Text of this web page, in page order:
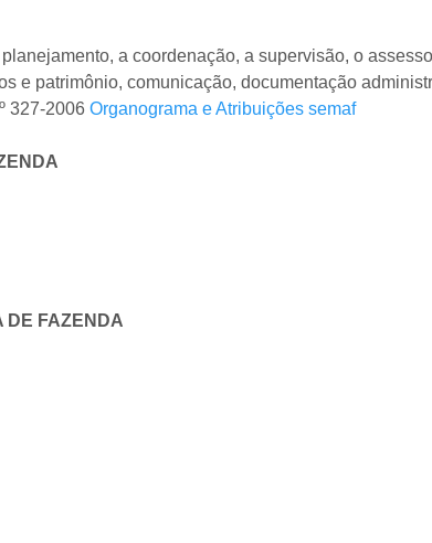
a coordenação, a supervisão, o
e patrimônio, comunicação, documentação
327-2006 Organograma e Atribuições semaf
DE FAZENDA